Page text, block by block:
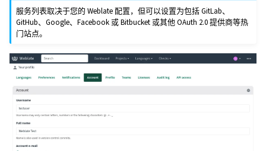
服务列表取决于您的 Weblate 配置，但可以设置为包括 GitLab、
GitHub、Google、Facebook 或 Bitbucket 或其他 OAuth 2.0 提供商等热
门站点。